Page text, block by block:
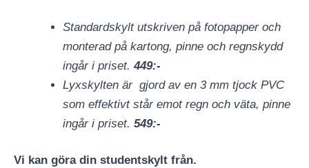
Standardskylt utskriven på fotopapper och
monterad på kartong, pinne och regnskydd
ingår i priset.449:-
Lyxskylten är gjord av en 3 mm tjock PVC
som effektivt står emot regn och väta, pinne
ingår i priset. 549:-
Vi kan göra din studentskylt från.